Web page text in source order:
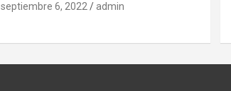
septiembre 6, 2022 admin